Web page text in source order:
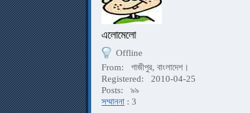
এলোমেলো
Offline
From:
গাজীপুর, বাংলাদেশ।
Registered:
2010-04-25
Posts:
৯৯
সম্মাননা : 3